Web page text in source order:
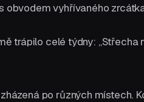
obvodem vyhřívaného
trápilo celé týdny: „Střecha
po různých místech.